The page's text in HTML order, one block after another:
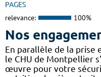
PAGES
relevance: 100%
Nos
En parallèle de la prise
le CHU de Montpellier
œuvre pour votre